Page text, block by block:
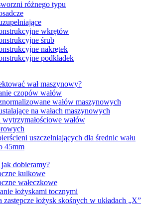
różnego typu
wkrętów
śrub
nakrętek
podkładek
wał maszynowy?
czopów wałów
wałów maszynowych
na wałach maszynowych
wałów
uszczelniających dla średnic wału
45mm
dobieramy?
kulkowe
wałeczkowe
łożyskami tocznymi
zastępcze łożysk skośnych w układach „X”